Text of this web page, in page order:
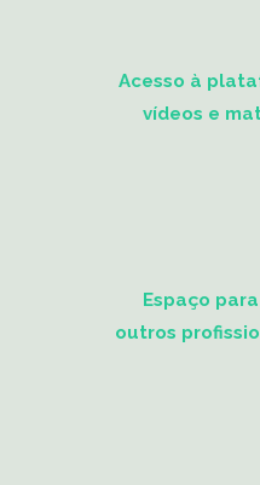
Acesso à
vídeos e
Espaço
outros